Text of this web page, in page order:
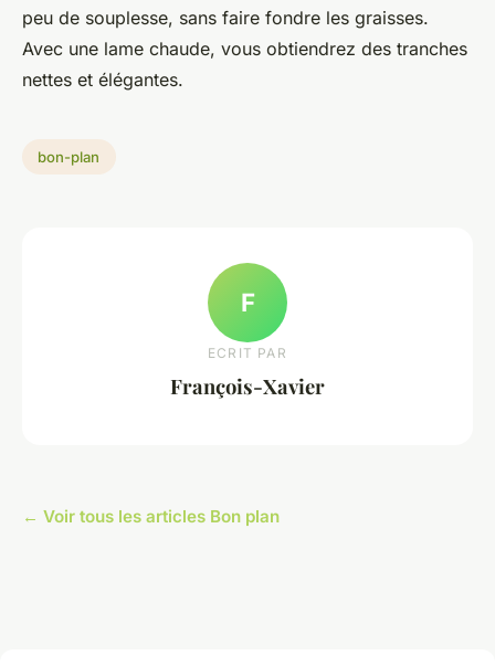
peu de souplesse, sans faire fondre les graisses.
Avec une lame chaude, vous obtiendrez des tranches
nettes et élégantes.
bon-plan
F
ECRIT PAR
François-Xavier
← Voir tous les articles Bon plan